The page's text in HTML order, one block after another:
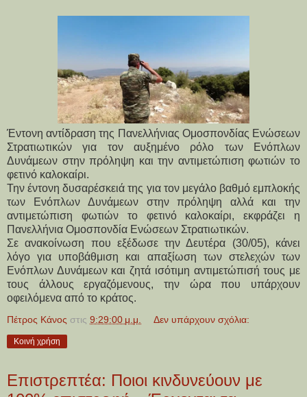
Έντονη αντίδραση της Πανελλήνιας Ομοσπονδίας Ενώσεων
Στρατιωτικών για τον αυξημένο ρόλο των Ενόπλων
Δυνάμεων στην πρόληψη και την αντιμετώπιση φωτιών το
φετινό καλοκαίρι.
Την έντονη δυσαρέσκειά της για τον μεγάλο βαθμό εμπλοκής
των Ενόπλων Δυνάμεων στην πρόληψη αλλά και την
αντιμετώπιση φωτιών το φετινό καλοκαίρι, εκφράζει η
Πανελλήνια Ομοσπονδία Ενώσεων Στρατιωτικών.
Σε ανακοίνωση που εξέδωσε την Δευτέρα (30/05), κάνει
λόγο για υποβάθμιση και απαξίωση των στελεχών των
Ενόπλων Δυνάμεων και ζητά ισότιμη αντιμετώπισή τους με
τους άλλους εργαζόμενους, την ώρα που υπάρχουν
οφειλόμενα από το κράτος.
Πέτρος Κάνος στις 9:29:00 μ.μ. Δεν υπάρχουν σχόλια:
Κοινή χρήση
Επιστρεπτέα: Ποιοι κινδυνεύουν με